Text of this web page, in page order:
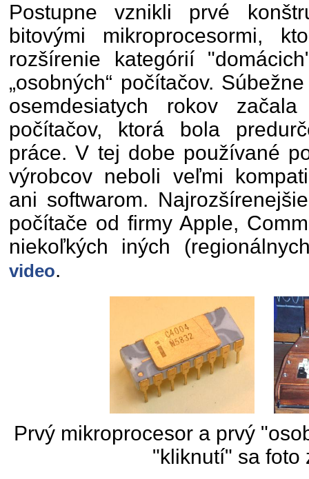
Postupne vznikli prvé
bitovými mikroprocesormi,
rozšírenie kategórií
„osobných“ počítačov.
osemdesiatych rokov
počítačov, ktorá bola
práce. V tej dobe používané
výrobcov neboli veľmi
ani softwarom.
počítače od firmy Apple,
niekoľkých iných
video.
Prvý mikroprocesor a prvý
"kliknutí" sa foto